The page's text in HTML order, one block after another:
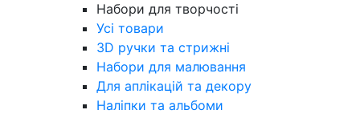
Набори для творчості
Усі товари
3D ручки та стрижні
Набори для малювання
Для аплікацій та декору
Наліпки та альбоми